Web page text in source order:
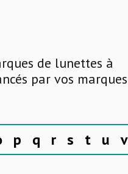
de lunettes à
par vos marques
p q r s t u v